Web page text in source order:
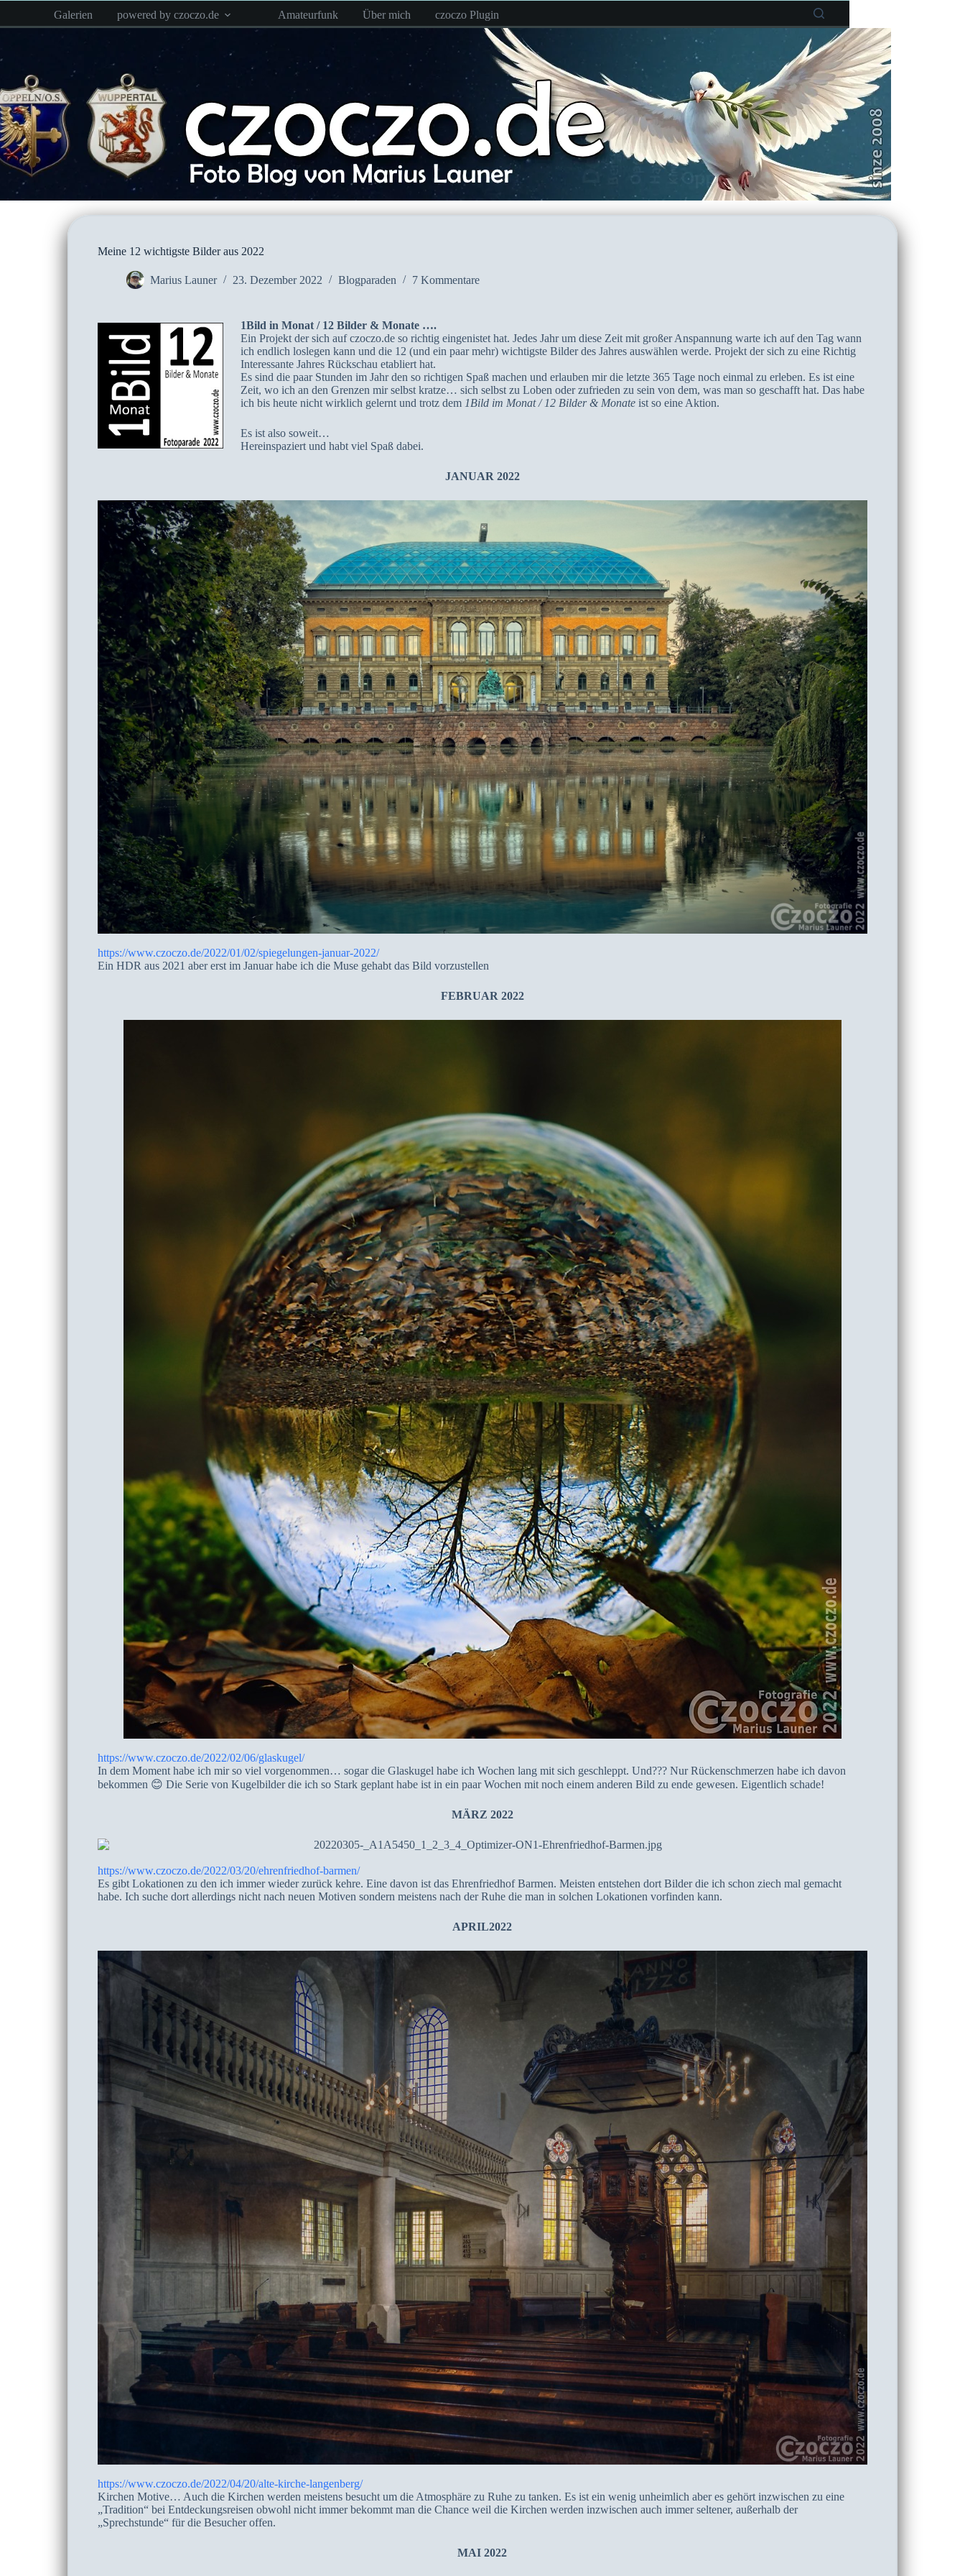
springen
Galerien powered by czoczo.de Amateurfunk Über mich czoczo Plugin
Meine 12 wichtigste Bilder aus 2022
Marius Launer 23. Dezember 2022 Blogparaden 7 Kommentare
1Bild in Monat / 12 Bilder & Monate ….
Ein Projekt der sich auf czoczo.de so richtig eingenistet hat. Jedes Jahr um diese Zeit mit großer Anspannung warte ich auf den Tag wann
ich endlich loslegen kann und die 12 (und ein paar mehr) wichtigste Bilder des Jahres auswählen werde. Projekt der sich zu eine Richtig
Interessante Jahres Rückschau etabliert hat.
Es sind die paar Stunden im Jahr den so richtigen Spaß machen und erlauben mir die letzte 365 Tage noch einmal zu erleben. Es ist eine
Zeit, wo ich an den Grenzen mir selbst kratze… sich selbst zu Loben oder zufrieden zu sein von dem, was man so geschafft hat. Das habe
ich bis heute nicht wirklich gelernt und trotz dem 1Bild im Monat / 12 Bilder & Monateist so eine Aktion.
Es ist also soweit…
Hereinspaziert und habt viel Spaß dabei.
JANUAR 2022
https://www.czoczo.de/2022/01/02/spiegelungen-januar-2022/
Ein HDR aus 2021 aber erst im Januar habe ich die Muse gehabt das Bild vorzustellen
FEBRUAR 2022
https://www.czoczo.de/2022/02/06/glaskugel/
In dem Moment habe ich mir so viel vorgenommen… sogar die Glaskugel habe ich Wochen lang mit sich geschleppt. Und??? Nur Rückenschmerzen habe ich davon
bekommen 😊 Die Serie von Kugelbilder die ich so Stark geplant habe ist in ein paar Wochen mit noch einem anderen Bild zu ende gewesen. Eigentlich schade!
MÄRZ 2022
https://www.czoczo.de/2022/03/20/ehrenfriedhof-barmen/
Es gibt Lokationen zu den ich immer wieder zurück kehre. Eine davon ist das Ehrenfriedhof Barmen. Meisten entstehen dort Bilder die ich schon ziech mal gemacht
habe. Ich suche dort allerdings nicht nach neuen Motiven sondern meistens nach der Ruhe die man in solchen Lokationen vorfinden kann.
APRIL2022
https://www.czoczo.de/2022/04/20/alte-kirche-langenberg/
Kirchen Motive… Auch die Kirchen werden meistens besucht um die Atmosphäre zu Ruhe zu tanken. Es ist ein wenig unheimlich aber es gehört inzwischen zu eine
„Tradition“ bei Entdeckungsreisen obwohl nicht immer bekommt man die Chance weil die Kirchen werden inzwischen auch immer seltener, außerhalb der
„Sprechstunde“ für die Besucher offen.
MAI 2022